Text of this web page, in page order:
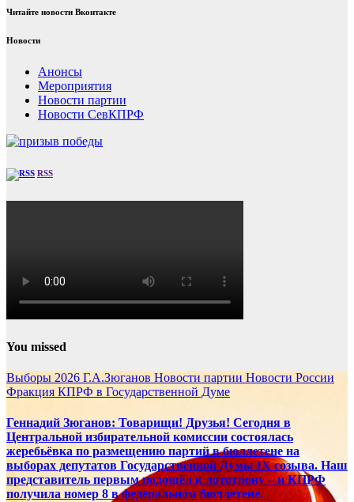
Читайте новости Вконтакте
Новости
Анонсы
Мероприятия
Новости партии
Новости СевКПРФ
RSS
You missed
Выборы 2026 Г.А.Зюганов Новости партии Новости России
Фракция КПРФ в Государственной Думе
Геннадий Зюганов: Товарищи! Друзья! Сегодня в
Центральной избирательной комиссии состоялась
жеребьёвка по размещению партий в бюллетене на
выборах депутатов Государственной Думы IX созыва. Наш
представитель первым подошёл к лототрону – и КПРФ
получила номер 8 в федеральном бюллетене.